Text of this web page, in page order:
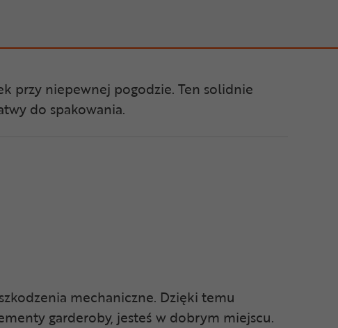
przy niepewnej pogodzie. Ten solidnie
do spakowania.
mechaniczne. Dzięki temu
garderoby, jesteś w dobrym miejscu.